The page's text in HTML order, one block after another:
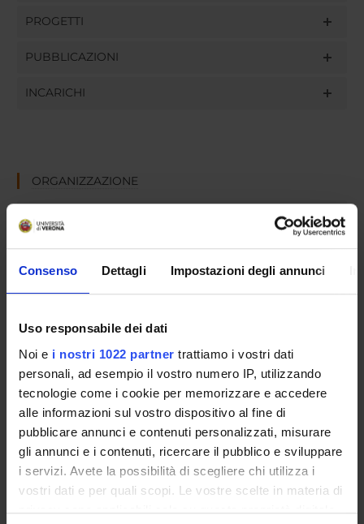
Consenso Dettagli Impostazioni degli annunci
Uso responsabile dei dati
Noi e i nostri 1022 partner trattiamo i vostri dati
personali, ad esempio il vostro numero IP, utilizzando
tecnologie come i cookie per memorizzare e accedere
alle informazioni sul vostro dispositivo al fine di
pubblicare annunci e contenuti personalizzati, misurare
gli annunci e i contenuti, ricercare il pubblico e sviluppare
i servizi. Avete la possibilità di scegliere chi utilizza i
vostri dati e per quali scopi. Le vostre scelte in materia di
privacy sono applicabili solo su questa proprietà digitale
PROGETTI
PUBBLICAZIONI
INCARICHI
ORGANIZZAZIONE
GOVERNANCE
COMMISSIONI
SERVIZI DI SEGRETERIA STUDENTI
STRUTTURE DEL DIPARTIMENTO
LABORATORI DI RICERCA
CENTRI DI RICERCA
BIBLIOTECHE